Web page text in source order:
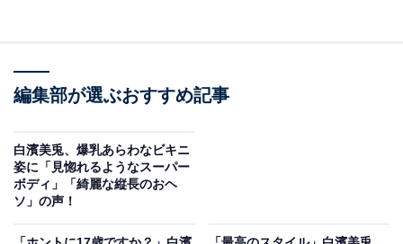
編集部が選ぶおすすめ記事
白濱美兎、爆乳あらわなビキニ
姿に「見惚れるようなスーパー
ボディ」「綺麗な縦長のおヘ
ソ」の声！